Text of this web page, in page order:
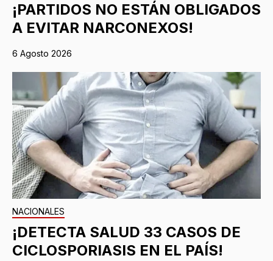
¡PARTIDOS NO ESTÁN OBLIGADOS
A EVITAR NARCONEXOS!
6 Agosto 2026
NACIONALES
¡DETECTA SALUD 33 CASOS DE
CICLOSPORIASIS EN EL PAÍS!